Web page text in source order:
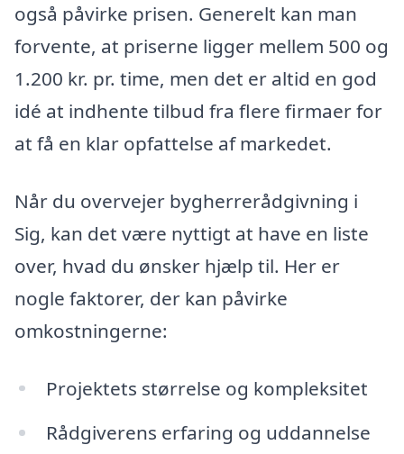
også påvirke prisen. Generelt kan man
forvente, at priserne ligger mellem 500 og
1.200 kr. pr. time, men det er altid en god
idé at indhente tilbud fra flere firmaer for
at få en klar opfattelse af markedet.
Når du overvejer bygherrerådgivning i
Sig, kan det være nyttigt at have en liste
over, hvad du ønsker hjælp til. Her er
nogle faktorer, der kan påvirke
omkostningerne:
Projektets størrelse og kompleksitet
Rådgiverens erfaring og uddannelse